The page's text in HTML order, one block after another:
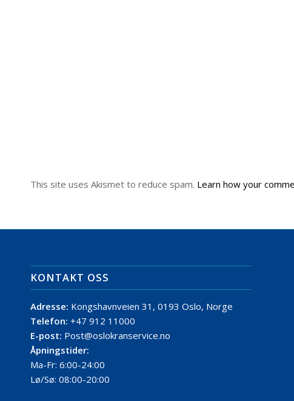
This site uses Akismet to reduce spam. Learn how your
KONTAKT OSS
Adresse: Kongshavnveien 31, 0193 Oslo, Norge
Telefon: +47 912 11000
E-post: Post@oslokranservice.no
Åpningstider:
Ma-Fr: 6:00-24:00
Lø/Sø: 08:00-20:00